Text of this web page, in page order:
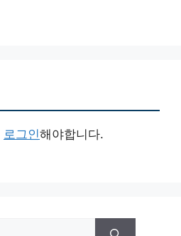
로그인해야합니다.